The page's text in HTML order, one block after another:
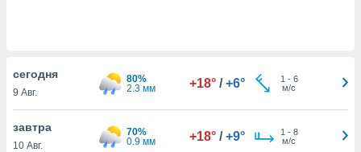
рекламу
основе.
cегодня
9 Авг.
80%
2.3 мм
+18° / +6° 1 - 6
м/с
завтра
10 Авг.
70%
0.9 мм
+18° / +9° 1 - 8
м/с